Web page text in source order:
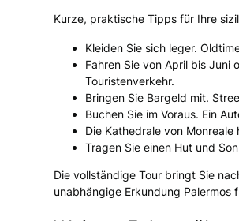
Kurze, praktische Tipps für Ihre
Kleiden Sie sich leger.
Fahren Sie von April bis Juni
Touristenverkehr.
Bringen Sie Bargeld mit.
Buchen Sie im Voraus. Ein
Die Kathedrale von
Tragen Sie einen Hut und
Die vollständige Tour bringt Sie
unabhängige Erkundung Palermos